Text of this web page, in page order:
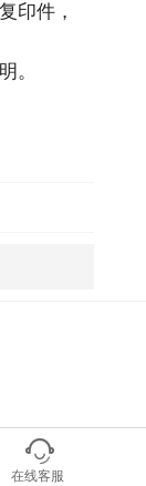
印件，
。

在线客服